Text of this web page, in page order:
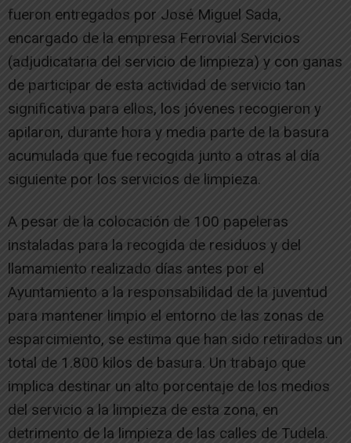
fueron entregados por José Miguel Sada,
encargado de la empresa Ferrovial Servicios
(adjudicataria del servicio de limpieza) y con ganas
de participar de esta actividad de servicio tan
significativa para ellos, los jóvenes recogieron y
apilaron, durante hora y media parte de la basura
acumulada que fue recogida junto a otras al día
siguiente por los servicios de limpieza.
A pesar de la colocación de 100 papeleras
instaladas para la recogida de residuos y del
llamamiento realizado días antes por el
Ayuntamiento a la responsabilidad de la juventud
para mantener limpio el entorno de las zonas de
esparcimiento, se estima que han sido retirados un
total de 1.800 kilos de basura. Un trabajo que
implica destinar un alto porcentaje de los medios
del servicio a la limpieza de esta zona, en
detrimento de la limpieza de las calles de Tudela.